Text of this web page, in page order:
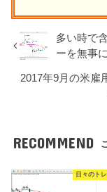
多い時で
ーを無事
2017年9月の米雇
RECOMMEND
日々のト